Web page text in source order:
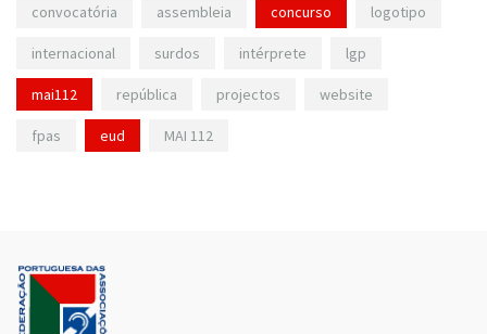
convocatória assembleia concurso logotipo
internacional surdos intérprete lgp
mai112 república projectos website
fpas eud MAI 112